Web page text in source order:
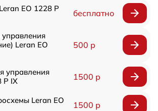
EO 1228 P
бесплатно
Leran EO
500 р
управления
P IX
1500 р
Leran EO
1500 р